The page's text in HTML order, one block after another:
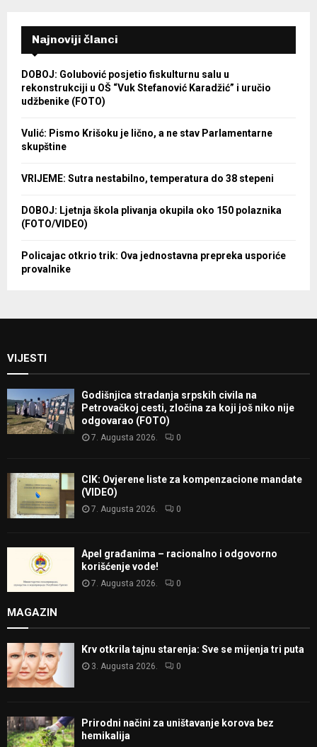
Najnoviji članci
DOBOJ: Golubović posjetio fiskulturnu salu u
rekonstrukciji u OŠ “Vuk Stefanović Karadžić” i uručio
udžbenike (FOTO)
Vulić: Pismo Krišoku je lično, a ne stav Parlamentarne
skupštine
VRIJEME: Sutra nestabilno, temperatura do 38 stepeni
DOBOJ: Ljetnja škola plivanja okupila oko 150 polaznika
(FOTO/VIDEO)
Policajac otkrio trik: Ova jednostavna prepreka usporiće
provalnike
VIJESTI
Godišnjica stradanja srpskih civila na
Petrovačkoj cesti, zločina za koji još niko nije
odgovarao (FOTO)
7. Augusta 2026. 0
CIK: Ovjerene liste za kompenzacione mandate
(VIDEO)
7. Augusta 2026. 0
Apel građanima – racionalno i odgovorno
korišćenje vode!
7. Augusta 2026. 0
MAGAZIN
Krv otkrila tajnu starenja: Sve se mijenja tri puta
3. Augusta 2026. 0
Prirodni načini za uništavanje korova bez
hemikalija